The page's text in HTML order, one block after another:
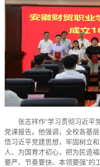
张志祥作“学习贯彻习近平
党课报告。他强调，全校各基
悟习近平党建思想，牢固树立
人、为国育才初心，把为民造
要严、节奏要快、本领要强”的